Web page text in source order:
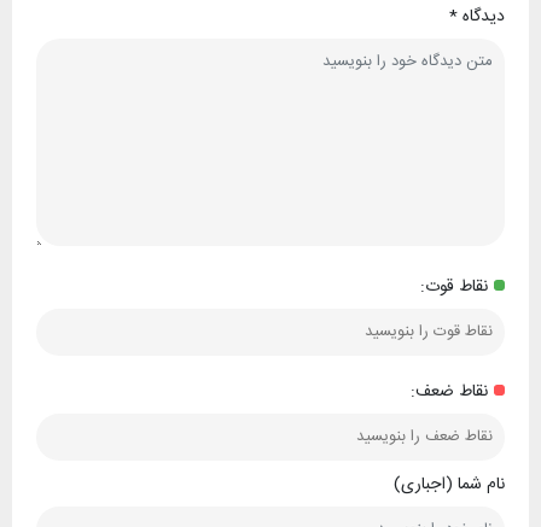
دیدگاه*
نقاط قوت:
نقاط ضعف:
نام شما (اجباری)